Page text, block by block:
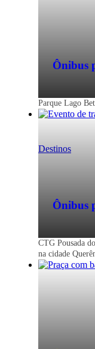
Destinos
Ônibus
Parque Lago
Ônibus
CTG Pousada
na cidade